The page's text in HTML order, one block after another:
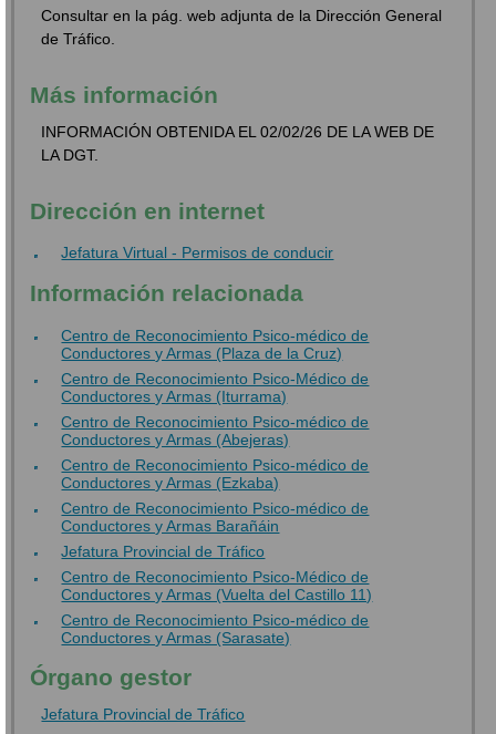
Consultar en la pág. web adjunta de la Dirección General
de Tráfico.
Más información
INFORMACIÓN OBTENIDA EL 02/02/26 DE LA WEB DE
LA DGT.
Dirección en internet
Jefatura Virtual - Permisos de conducir
Información relacionada
Centro de Reconocimiento Psico-médico de
Conductores y Armas (Plaza de la Cruz)
Centro de Reconocimiento Psico-Médico de
Conductores y Armas (Iturrama)
Centro de Reconocimiento Psico-médico de
Conductores y Armas (Abejeras)
Centro de Reconocimiento Psico-médico de
Conductores y Armas (Ezkaba)
Centro de Reconocimiento Psico-médico de
Conductores y Armas Barañáin
Jefatura Provincial de Tráfico
Centro de Reconocimiento Psico-Médico de
Conductores y Armas (Vuelta del Castillo 11)
Centro de Reconocimiento Psico-médico de
Conductores y Armas (Sarasate)
Órgano gestor
Jefatura Provincial de Tráfico